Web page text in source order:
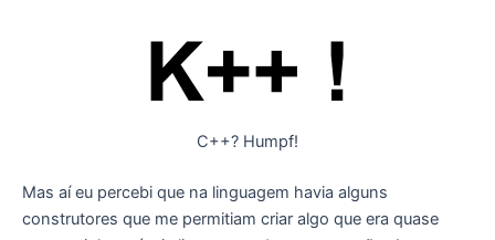
C++? Humpf!
Mas aí eu percebi que na linguagem havia alguns
construtores que me permitiam criar algo que era quase